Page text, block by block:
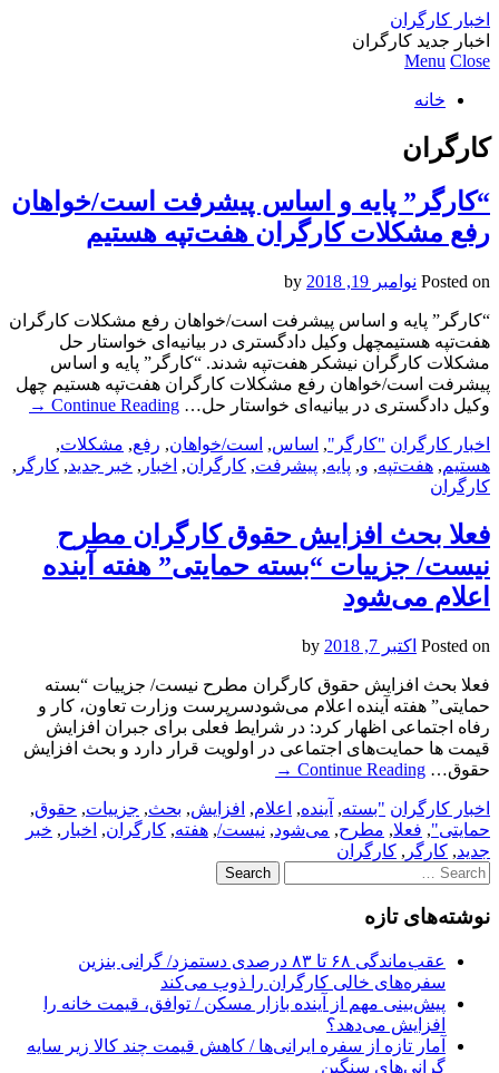
اخبار کارگران
اخبار جدید کارگران
Menu Close
خانه
کارگران
“کارگر” پایه و اساس پیشرفت است/خواهان
رفع مشکلات کارگران هفت‌تپه هستیم
Posted on نوامبر 19, 2018
“کارگر” پایه و اساس پیشرفت است/خواهان رفع مشکلات کارگران
هفت‌تپه هستیمچهل وکیل دادگستری در بیانیه‌ای خواستار حل
مشکلات کارگران نیشکر هفت‌تپه شدند. “کارگر” پایه و اساس
پیشرفت است/خواهان رفع مشکلات کارگران هفت‌تپه هستیم چهل
وکیل دادگستری در بیانیه‌ای خواستار حل… Continue Reading
→
اخبار کارگران "کارگر", اساس, است/خواهان, رفع, مشکلات,
هستیم, هفت‌تپه, و, پایه, پیشرفت, کارگران, اخبار , خبر جدید, کارگر ,
کارگران
فعلا بحث افزایش حقوق کارگران مطرح
نیست/ جزییات “بسته حمایتی” هفته آینده
اعلام می‌شود
Posted on اکتبر 7, 2018
فعلا بحث افزایش حقوق کارگران مطرح نیست/ جزییات “بسته
حمایتی” هفته آینده اعلام می‌شود‌سرپرست وزارت تعاون، کار و
رفاه اجتماعی اظهار کرد: در شرایط فعلی برای جبران افزایش
قیمت ها حمایت‌های اجتماعی در اولویت قرار دارد و بحث افزایش
حقوق… Continue Reading
→
اخبار کارگران "بسته, آینده, اعلام, افزایش, بحث, جزییات, حقوق,
حمایتی", فعلا, مطرح, می‌شود, نیست/, هفته, کارگران, اخبار , خبر
جدید, کارگر , کارگران
Search
for:
نوشته‌های تازه
عقب‌ماندگی ۶۸ تا ۸۳ درصدی دستمزد/ گرانی بنزین
سفره‌های خالی کارگران را ذوب می‌کند
پیش‌بینی مهم از آینده بازار مسکن / توافق، قیمت خانه را
افزایش می‌دهد؟
آمار تازه از سفره ایرانی‌ها / کاهش قیمت چند کالا زیر سایه
گرانی‌های سنگین